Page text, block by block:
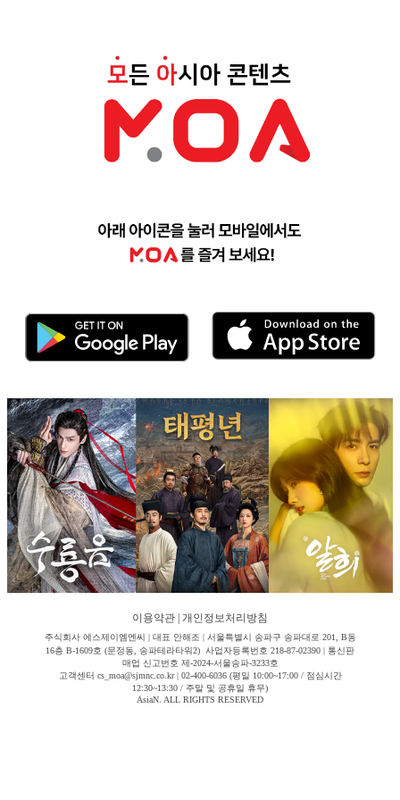
이용약관 개인정보처리방침
주식회사 에스제이엠엔씨 | 대표 안해조 | 서울특별시 송파구 송파대로 201, B동
16층 B-1609호 (문정동, 송파테라타워2) 사업자등록번호 218-87-02390 | 통신판
매업 신고번호 제-2024-서울송파-3233호
고객센터 cs_moa@sjmnc.co.kr | 02-400-6036 (평일 10:00~17:00 / 점심시간
12:30~13:30 / 주말 및 공휴일 휴무)
AsiaN. ALL RIGHTS RESERVED